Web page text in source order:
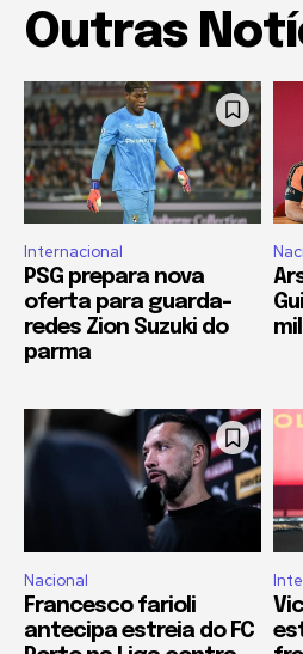
Outras
Internacional
PSG prepara nova
oferta para guarda-
redes Zion Suzuki do
parma
Nacional
Francesco farioli
antecipa estreia do FC